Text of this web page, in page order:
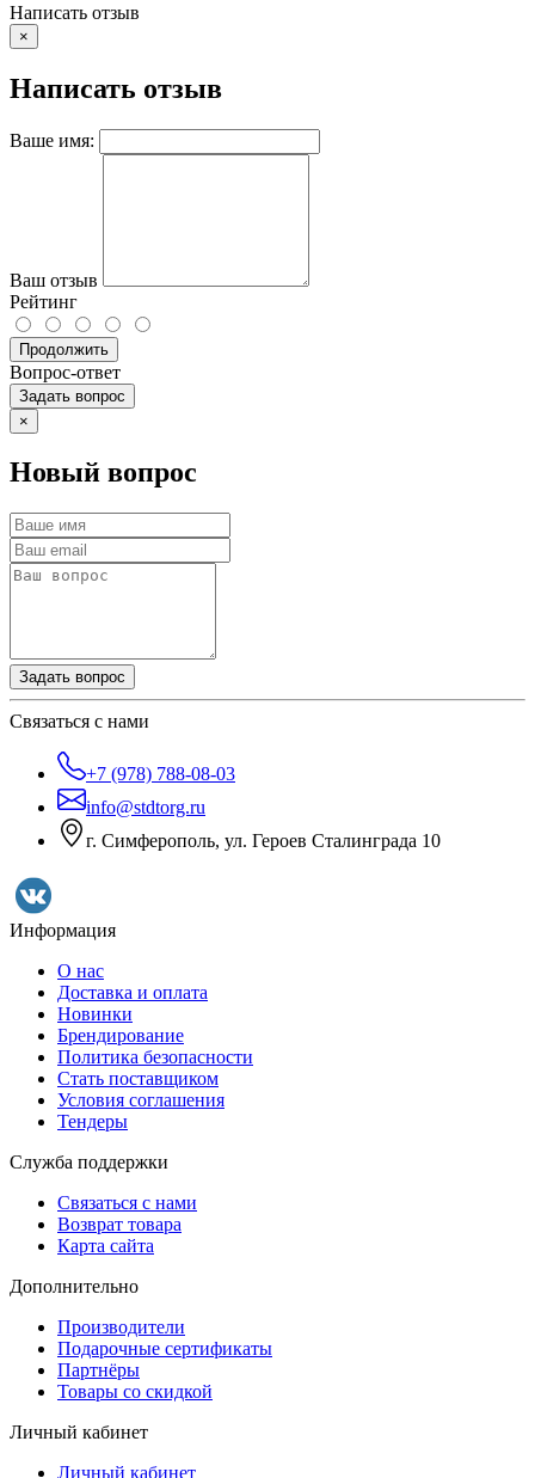
Написать отзыв
×
Написать отзыв
Ваше имя:
Ваш отзыв
Рейтинг
Продолжить
Вопрос-ответ
Задать вопрос
×
Новый вопрос
Задать вопрос
Связаться с нами
+7 (978) 788-08-03
info@stdtorg.ru
г. Симферополь, ул. Героев Сталинграда 10
Информация
О нас
Доставка и оплата
Новинки
Брендирование
Политика безопасности
Стать поставщиком
Условия соглашения
Тендеры
Служба поддержки
Связаться с нами
Возврат товара
Карта сайта
Дополнительно
Производители
Подарочные сертификаты
Партнёры
Товары со скидкой
Личный кабинет
Личный кабинет